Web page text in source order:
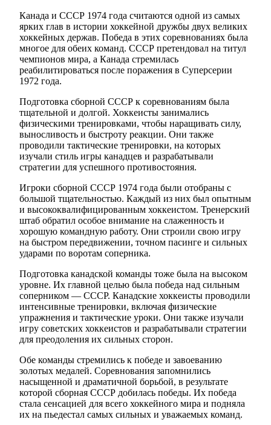
Канада и СССР 1974 года считаются одной из самых
ярких глав в истории хоккейной дружбы двух великих
хоккейных держав. Победа в этих соревнованиях была
многое для обеих команд. СССР претендовал на титул
чемпионов мира, а Канада стремилась
реабилитироваться после поражения в Суперсерии
1972 года.
Подготовка сборной СССР к соревнованиям была
тщательной и долгой. Хоккеисты занимались
физическими тренировками, чтобы наращивать силу,
выносливость и быстроту реакции. Они также
проводили тактические тренировки, на которых
изучали стиль игры канадцев и разрабатывали
стратегии для успешного противостояния.
Игроки сборной СССР 1974 года были отобраны с
большой тщательностью. Каждый из них был опытным
и высококвалифицированным хоккеистом. Тренерский
штаб обратил особое внимание на слаженность и
хорошую командную работу. Они строили свою игру
на быстром передвижении, точном пасинге и сильных
ударами по воротам соперника.
Подготовка канадской команды тоже была на высоком
уровне. Их главной целью была победа над сильным
соперником — СССР. Канадские хоккеисты проводили
интенсивные тренировки, включая физические
упражнения и тактические уроки. Они также изучали
игру советских хоккеистов и разрабатывали стратегии
для преодоления их сильных сторон.
Обе команды стремились к победе и завоеванию
золотых медалей. Соревнования запомнились
насыщенной и драматичной борьбой, в результате
которой сборная СССР добилась победы. Их победа
стала сенсацией для всего хоккейного мира и подняла
их на пьедестал самых сильных и уважаемых команд.